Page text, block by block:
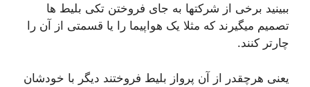
ببینید برخی از شرکتها به جای فروختن تکی بلیط ها
تصمیم میگیرند که مثلا یک هواپیما را یا قسمتی از آن را
چارتر کنند.
یعنی هرچقدر از آن پرواز بلیط فروختند دیگر با خودشان